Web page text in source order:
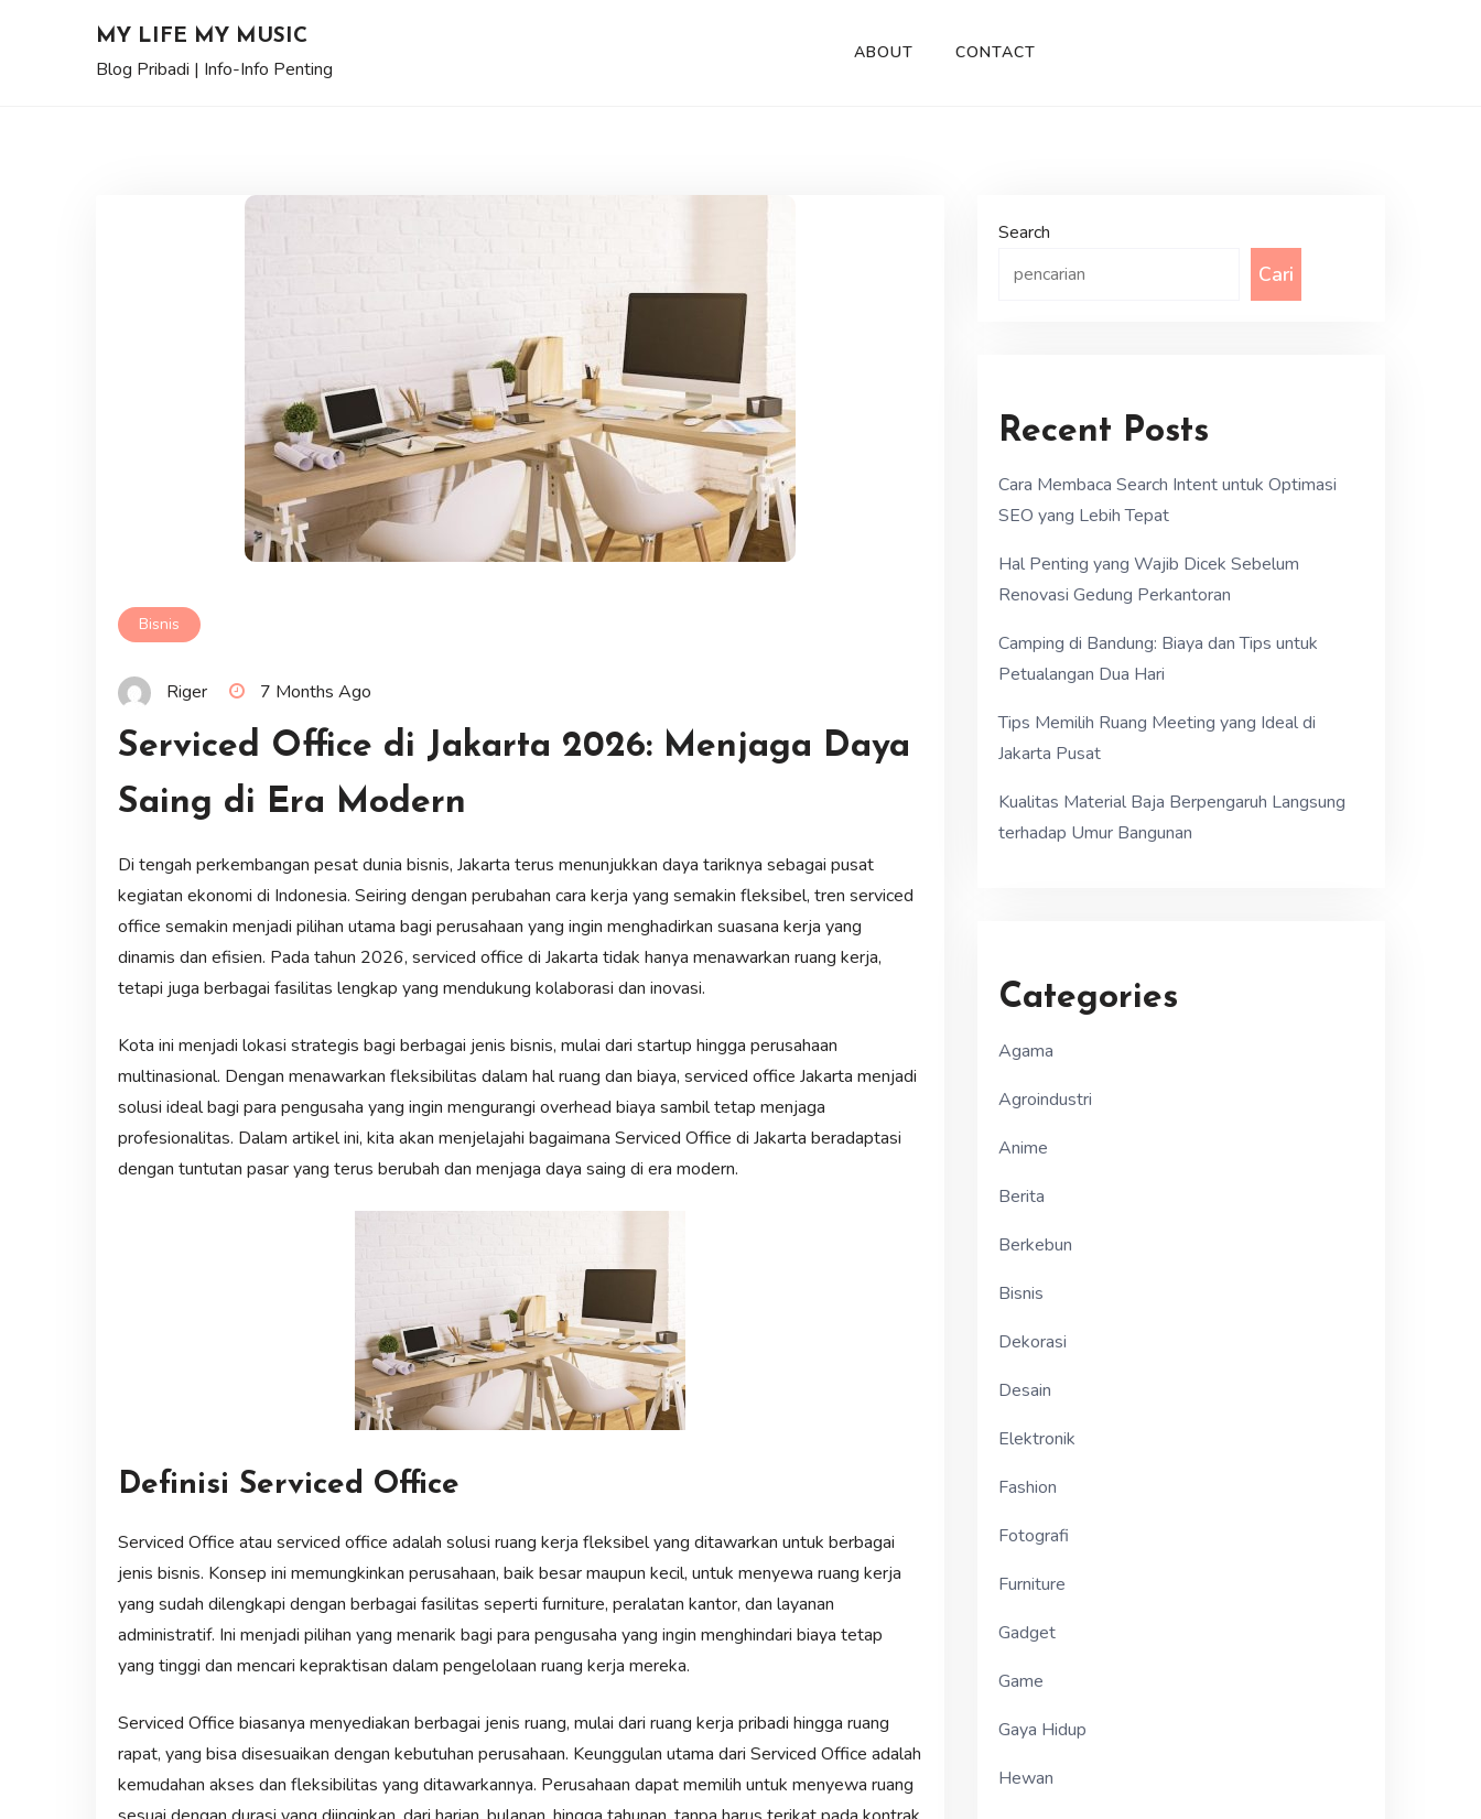
MY LIFE MY MUSIC
Blog Pribadi | Info-Info Penting
ABOUT CONTACT
Bisnis
Riger 7 Months Ago
Serviced Office di Jakarta 2026: Menjaga Daya
Saing di Era Modern
Di tengah perkembangan pesat dunia bisnis, Jakarta terus menunjukkan daya tariknya sebagai pusat
kegiatan ekonomi di Indonesia. Seiring dengan perubahan cara kerja yang semakin fleksibel, tren serviced
office semakin menjadi pilihan utama bagi perusahaan yang ingin menghadirkan suasana kerja yang
dinamis dan efisien. Pada tahun 2026, serviced office di Jakarta tidak hanya menawarkan ruang kerja,
tetapi juga berbagai fasilitas lengkap yang mendukung kolaborasi dan inovasi.
Kota ini menjadi lokasi strategis bagi berbagai jenis bisnis, mulai dari startup hingga perusahaan
multinasional. Dengan menawarkan fleksibilitas dalam hal ruang dan biaya, serviced office Jakarta menjadi
solusi ideal bagi para pengusaha yang ingin mengurangi overhead biaya sambil tetap menjaga
profesionalitas. Dalam artikel ini, kita akan menjelajahi bagaimana Serviced Office di Jakarta beradaptasi
dengan tuntutan pasar yang terus berubah dan menjaga daya saing di era modern.
Definisi Serviced Office
Serviced Office atau serviced office adalah solusi ruang kerja fleksibel yang ditawarkan untuk berbagai
jenis bisnis. Konsep ini memungkinkan perusahaan, baik besar maupun kecil, untuk menyewa ruang kerja
yang sudah dilengkapi dengan berbagai fasilitas seperti furniture, peralatan kantor, dan layanan
administratif. Ini menjadi pilihan yang menarik bagi para pengusaha yang ingin menghindari biaya tetap
yang tinggi dan mencari kepraktisan dalam pengelolaan ruang kerja mereka.
Serviced Office biasanya menyediakan berbagai jenis ruang, mulai dari ruang kerja pribadi hingga ruang
rapat, yang bisa disesuaikan dengan kebutuhan perusahaan. Keunggulan utama dari Serviced Office adalah
kemudahan akses dan fleksibilitas yang ditawarkannya. Perusahaan dapat memilih untuk menyewa ruang
Search
Cari
Recent Posts
Cara Membaca Search Intent untuk Optimasi
SEO yang Lebih Tepat
Hal Penting yang Wajib Dicek Sebelum
Renovasi Gedung Perkantoran
Camping di Bandung: Biaya dan Tips untuk
Petualangan Dua Hari
Tips Memilih Ruang Meeting yang Ideal di
Jakarta Pusat
Kualitas Material Baja Berpengaruh Langsung
terhadap Umur Bangunan
Categories
Agama
Agroindustri
Anime
Berita
Berkebun
Bisnis
Dekorasi
Desain
Elektronik
Fashion
Fotografi
Furniture
Gadget
Game
Gaya Hidup
Hewan